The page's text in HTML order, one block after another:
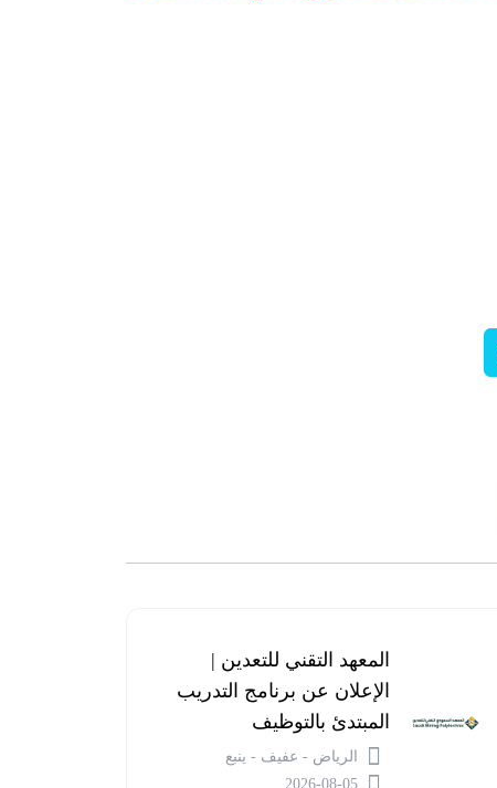
المعهد التقني للتعدين |
الإعلان عن برنامج التدريب
المبتدئ بالتوظيف
الرياض - عفيف - ينبع